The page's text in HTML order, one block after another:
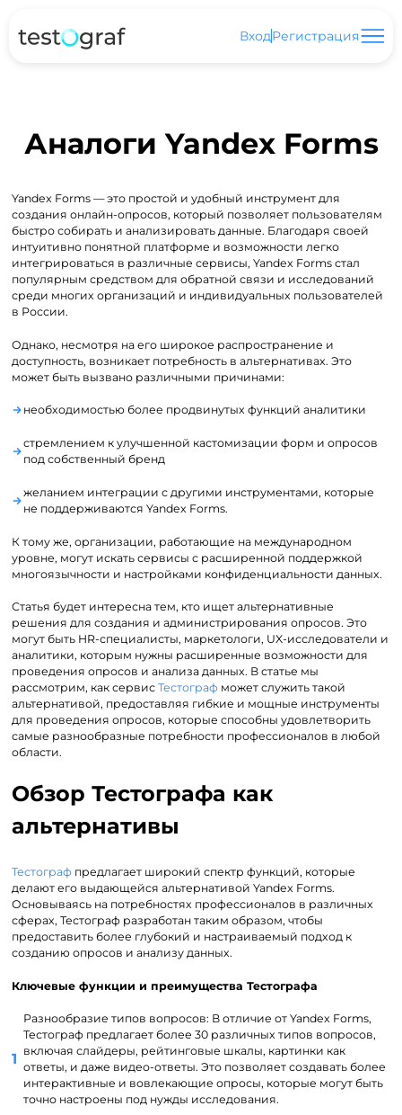
ВходРегистрация
Аналоги Yandex Forms
Yandex Forms — это простой и удобный инструмент для
создания онлайн-опросов, который позволяет пользователям
быстро собирать и анализировать данные. Благодаря своей
интуитивно понятной платформе и возможности легко
интегрироваться в различные сервисы, Yandex Forms стал
популярным средством для обратной связи и исследований
среди многих организаций и индивидуальных пользователей
в России.
Однако, несмотря на его широкое распространение и
доступность, возникает потребность в альтернативах. Это
может быть вызвано различными причинами:
необходимостью более продвинутых функций аналитики
стремлением к улучшенной кастомизации форм и опросов
под собственный бренд
желанием интеграции с другими инструментами, которые
не поддерживаются Yandex Forms.
К тому же, организации, работающие на международном
уровне, могут искать сервисы с расширенной поддержкой
многоязычности и настройками конфиденциальности данных.
Статья будет интересна тем, кто ищет альтернативные
решения для создания и администрирования опросов. Это
могут быть HR-специалисты, маркетологи, UX-исследователи и
аналитики, которым нужны расширенные возможности для
проведения опросов и анализа данных. В статье мы
рассмотрим, как сервисТестограф может служить такой
альтернативой, предоставляя гибкие и мощные инструменты
для проведения опросов, которые способны удовлетворить
самые разнообразные потребности профессионалов в любой
области.
Обзор Тестографа как
альтернативы
Тестограф предлагает широкий спектр функций, которые
делают его выдающейся альтернативой Yandex Forms.
Основываясь на потребностях профессионалов в различных
сферах, Тестограф разработан таким образом, чтобы
предоставить более глубокий и настраиваемый подход к
созданию опросов и анализу данных.
Ключевые функции и преимущества Тестографа
Разнообразие типов вопросов: В отличие от Yandex Forms,
Тестограф предлагает более 30 различных типов вопросов,
включая слайдеры, рейтинговые шкалы, картинки как
ответы, и даже видео-ответы. Это позволяет создавать более
интерактивные и вовлекающие опросы, которые могут быть
точно настроены под нужды исследования.